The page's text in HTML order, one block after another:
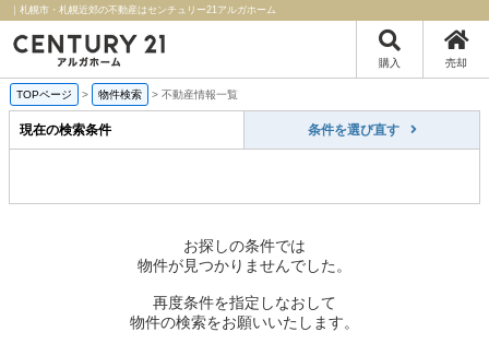
｜札幌市・札幌近郊の不動産はセンチュリー21アルガホーム
購入 売却
TOPページ > 物件検索 > 不動産情報一覧
現在の検索条件 条件を選び直す
お探しの条件では
物件が見つかりませんでした。
再度条件を指定しなおして
物件の検索をお願いいたします。